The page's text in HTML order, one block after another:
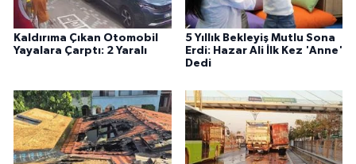
Kaldırıma Çıkan Otomobil
Yayalara Çarptı: 2 Yaralı
5 Yıllık Bekleyiş Mutlu Sona
Erdi: Hazar Ali İlk Kez 'Anne'
Dedi